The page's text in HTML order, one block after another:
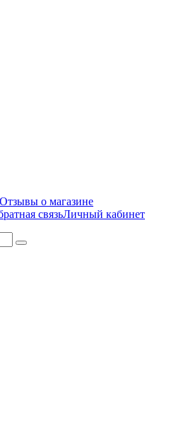
Отзывы о магазине
связьЛичный кабинет